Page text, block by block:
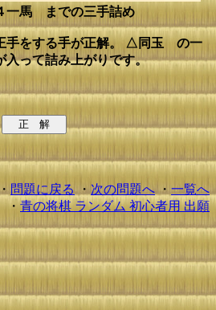
馬 までの三手詰め
をする手が正解。 △同玉 の一
って詰み上がりです。
・ 問題に戻る・ 次の問題へ ・ 一覧へ
・青の将棋 ランダム 初心者用 出願